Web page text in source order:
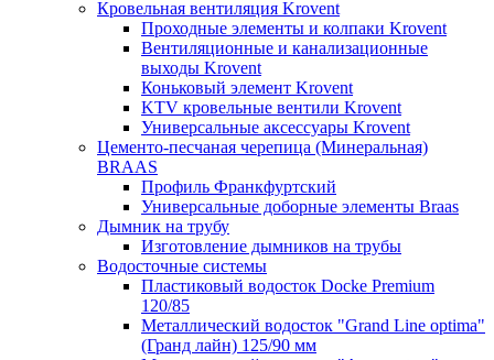
Кровельная вентиляция Krovent
Проходные элементы и колпаки Krovent
Вентиляционные и канализационные
выходы Krovent
Коньковый элемент Krovent
KTV кровельные вентили Krovent
Универсальные аксессуары Krovent
Цементо-песчаная черепица (Минеральная)
BRAAS
Профиль Франкфуртский
Универсальные доборные элементы Braas
Дымник на трубу
Изготовление дымников на трубы
Водосточные системы
Пластиковый водосток Docke Premium
120/85
Металлический водосток "Grand Line optima"
(Гранд лайн) 125/90 мм